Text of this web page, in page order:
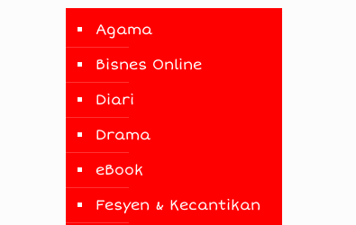
Agama
Bisnes Online
Diari
Drama
eBook
Fesyen & Kecantikan